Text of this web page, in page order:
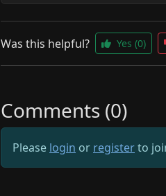
Was this helpful? Yes (0)
Comments (0)
Please login or registerto